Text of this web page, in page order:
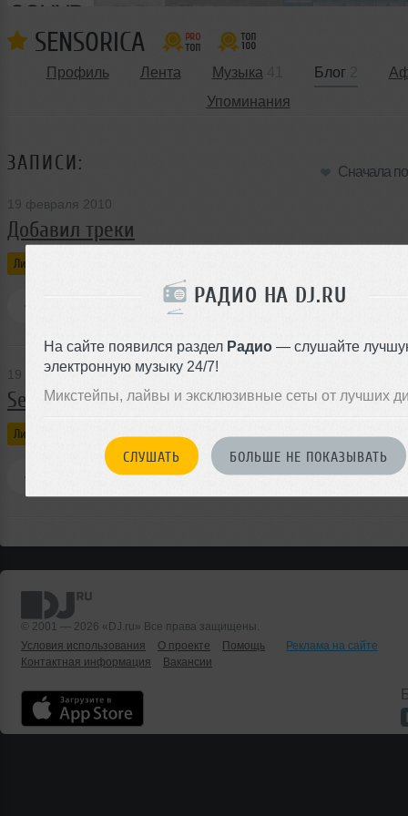
РАДИО НА DJ.RU
На сайте появился раздел Радио — слушайте
электронную музыку 24/7!
Микстейпы, лайвы и эксклюзивные сеты от лучших
СЛУШАТЬ БОЛЬШЕ НЕ ПОКАЗЫВАТЬ
SENSORICA
Профиль Лента Музыка Блог
Упоминания
Сначала
ЗАПИСИ:
19 февраля 2010
Добавил треки
Личный блог
154 просмотра 0 комментариев
19 февраля 2010
Sensorica on DJ.ru
Личный блог Sensorica
86 просмотров 0 комментариев
© 2001 — 2026 «DJ.ru» Все права защищены.
Условия использования
О проекте Помощь
Реклама на сайте
Контактная информация
Вакансии